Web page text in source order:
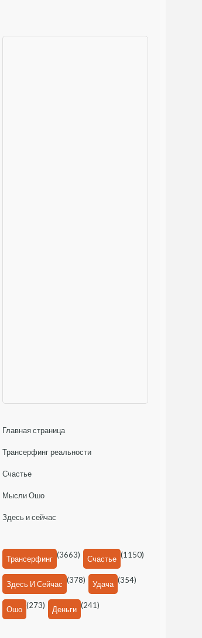
Главная страница
Трансерфинг реальности
Счастье
Мысли Ошо
Здесь и сейчас
Трансерфинг (3663) Счастье (1150)
Здесь И Сейчас (378) Удача (354)
Ошо (273) Деньги (241)